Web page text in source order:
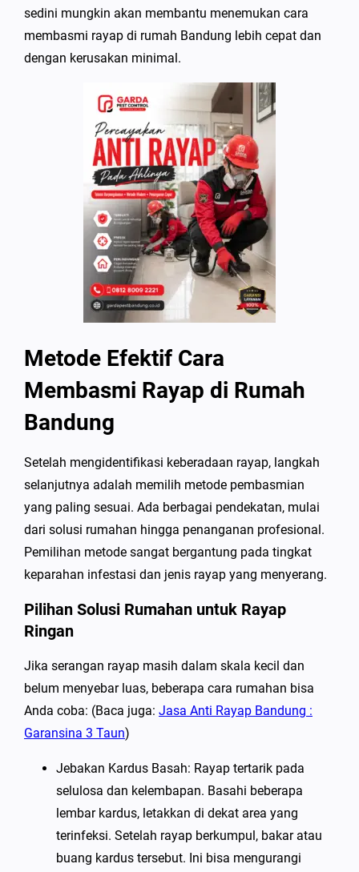
sedini mungkin akan membantu menemukan cara
membasmi rayap di rumah Bandung lebih cepat dan
dengan kerusakan minimal.
Metode Efektif Cara
Membasmi Rayap di Rumah
Bandung
Setelah mengidentifikasi keberadaan rayap, langkah
selanjutnya adalah memilih metode pembasmian
yang paling sesuai. Ada berbagai pendekatan, mulai
dari solusi rumahan hingga penanganan profesional.
Pemilihan metode sangat bergantung pada tingkat
keparahan infestasi dan jenis rayap yang menyerang.
Pilihan Solusi Rumahan untuk Rayap
Ringan
Jika serangan rayap masih dalam skala kecil dan
belum menyebar luas, beberapa cara rumahan bisa
Anda coba: (Baca juga: Jasa Anti Rayap Bandung :
Garansina 3 Taun)
Jebakan Kardus Basah: Rayap tertarik pada
selulosa dan kelembapan. Basahi beberapa
lembar kardus, letakkan di dekat area yang
terinfeksi. Setelah rayap berkumpul, bakar atau
buang kardus tersebut. Ini bisa mengurangi